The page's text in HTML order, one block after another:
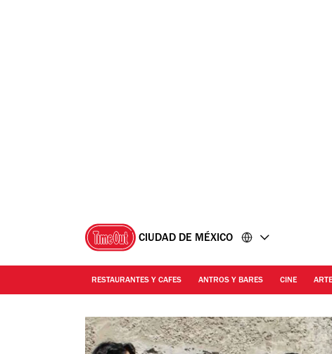
CIUDAD DE MÉXICO
RESTAURANTES Y CAFES ANTROS Y BARES CINE